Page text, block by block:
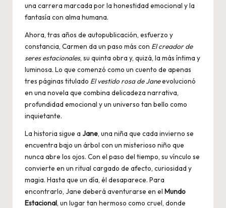
una carrera marcada por la honestidad emocional y la
fantasía con alma humana.
Ahora, tras años de autopublicación, esfuerzo y
constancia, Carmen da un paso más con El creador de
seres estacionales, su quinta obra y, quizá, la más íntima y
luminosa. Lo que comenzó como un cuento de apenas
tres páginas titulado El vestido rosa de Janeevolucionó
en una novela que combina delicadeza narrativa,
profundidad emocional y un universo tan bello como
inquietante.
La historia sigue a Jane, una niña que cada invierno se
encuentra bajo un árbol con un misterioso niño que
nunca abre los ojos. Con el paso del tiempo, su vínculo se
convierte en un ritual cargado de afecto, curiosidad y
magia. Hasta que un día, él desaparece. Para
encontrarlo, Jane deberá aventurarse en el Mundo
Estacional, un lugar tan hermoso como cruel, donde